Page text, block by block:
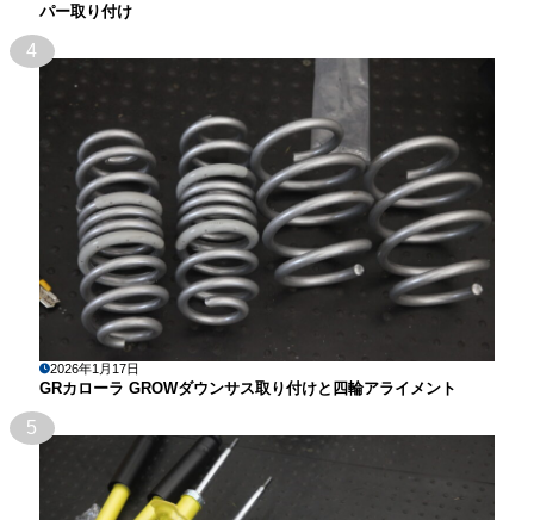
パー取り付け
4
2026年1月17日
GRカローラ GROWダウンサス取り付けと四輪アライメント
5